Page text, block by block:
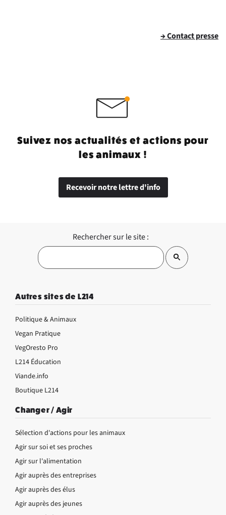
→ Contact presse
Suivez nos actualités et actions pour
les animaux !
Recevoir notre lettre d'info
Rechercher sur le site :
Autres sites de L214
Politique & Animaux
Vegan Pratique
VegOresto Pro
L214 Éducation
Viande.info
Boutique L214
Changer / Agir
Sélection d'actions pour les animaux
Agir sur soi et ses proches
Agir sur l'alimentation
Agir auprès des entreprises
Agir auprès des élus
Agir auprès des jeunes